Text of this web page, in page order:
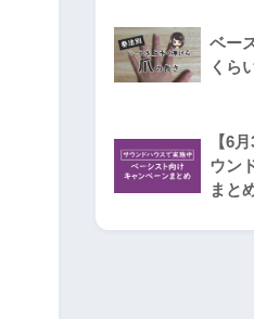
ベー
くら
【6
ウン
まと